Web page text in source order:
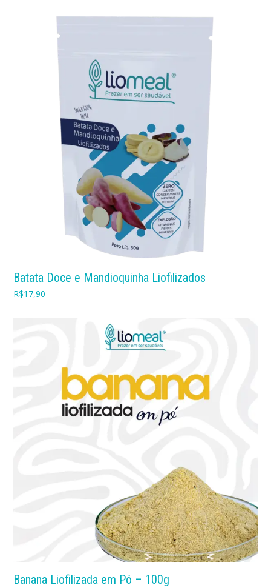
Batata Doce e Mandioquinha Liofilizados
R$17,90
Banana Liofilizada em Pó – 100g